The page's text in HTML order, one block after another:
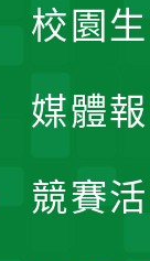
校園
媒體
競賽